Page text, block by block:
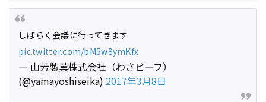
しばらく会議に行ってきます
pic.twitter.com/bM5w8ymKfx
— 山芳製菓株式会社（わさビーフ）
(@yamayoshiseika) 2017年3月8日